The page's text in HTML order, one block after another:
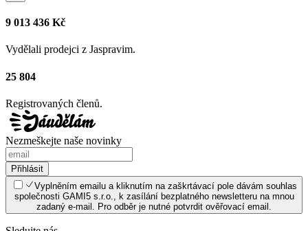
9 013 436 Kč
Vydělali prodejci z Jaspravim.
25 804
Registrovaných členů.
Nezmeškejte naše novinky
Přihlásit
Vyplněním emailu a kliknutím na zaškrtávací pole dávám souhlas
společnosti GAMI5 s.r.o., k zasílání bezplatného newsletteru na mnou
zadaný e-mail. Pro odběr je nutné potvrdit ověřovací email.